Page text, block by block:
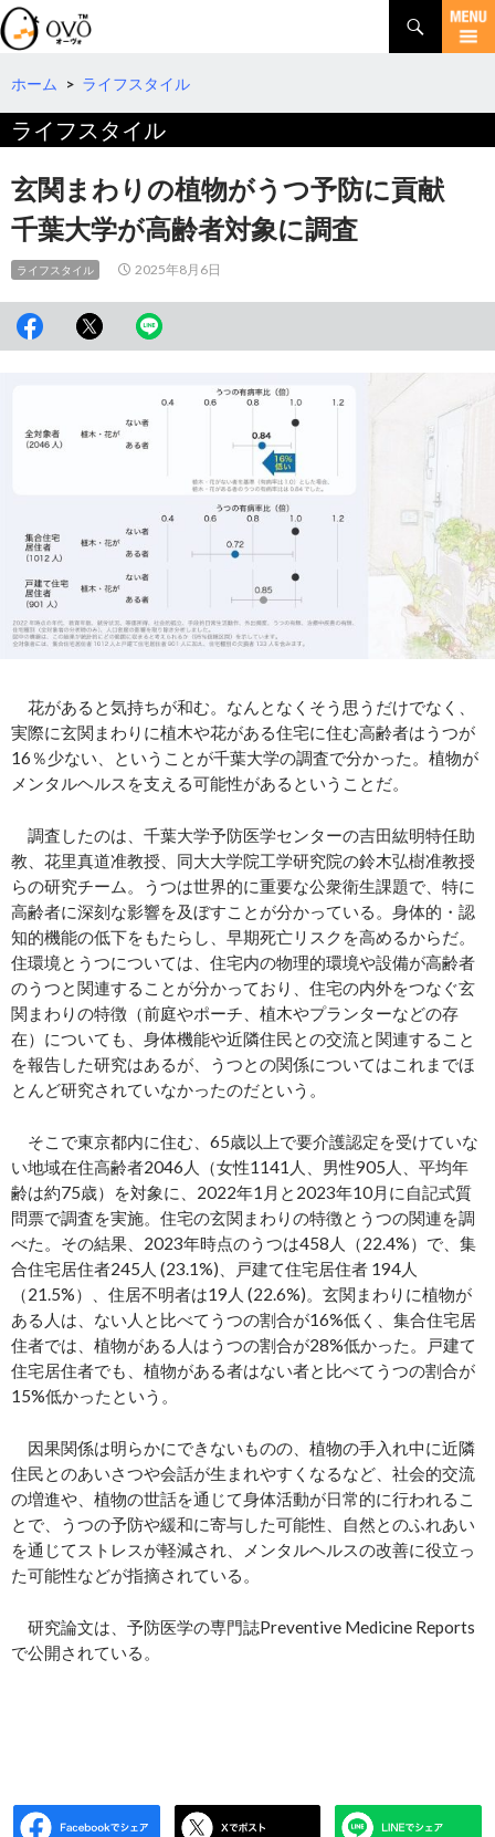
検
索
コ
テ
ツ
へ
移
ホーム > ライフスタイル
ライフスタイル
玄関まわりの植物がうつ予防に貢献
千葉大学が高齢者対象に調査
ライフスタイル 2025年8月6日
花があると気持ちが和む。なんとなくそう思うだけでなく、
実際に玄関まわりに植木や花がある住宅に住む高齢者はうつが
16％少ない、ということが千葉大学の調査で分かった。植物が
メンタルヘルスを支える可能性があるということだ。
調査したのは、千葉大学予防医学センターの吉田紘明特任助
教、花里真道准教授、同大大学院工学研究院の鈴木弘樹准教授
らの研究チーム。うつは世界的に重要な公衆衛生課題で、特に
高齢者に深刻な影響を及ぼすことが分かっている。身体的・認
知的機能の低下をもたらし、早期死亡リスクを高めるからだ。
住環境とうつについては、住宅内の物理的環境や設備が高齢者
のうつと関連することが分かっており、住宅の内外をつなぐ玄
関まわりの特徴（前庭やポーチ、植木やプランターなどの存
在）についても、身体機能や近隣住民との交流と関連すること
を報告した研究はあるが、うつとの関係についてはこれまでほ
とんど研究されていなかったのだという。
そこで東京都内に住む、65歳以上で要介護認定を受けていな
い地域在住高齢者2046人（女性1141人、男性905人、平均年
齢は約75歳）を対象に、2022年1月と2023年10月に自記式質
問票で調査を実施。住宅の玄関まわりの特徴とうつの関連を調
べた。その結果、2023年時点のうつは458人（22.4%）で、集
合住宅居住者245人 (23.1%)、戸建て住宅居住者 194人
（21.5%）、住居不明者は19人 (22.6%)。玄関まわりに植物が
ある人は、ない人と比べてうつの割合が16%低く、集合住宅居
住者では、植物がある人はうつの割合が28%低かった。戸建て
住宅居住者でも、植物がある者はない者と比べてうつの割合が
15%低かったという。
因果関係は明らかにできないものの、植物の手入れ中に近隣
住民とのあいさつや会話が生まれやすくなるなど、社会的交流
の増進や、植物の世話を通じて身体活動が日常的に行われるこ
とで、うつの予防や緩和に寄与した可能性、自然とのふれあい
を通じてストレスが軽減され、メンタルヘルスの改善に役立っ
た可能性などが指摘されている。
研究論文は、予防医学の専門誌Preventive Medicine Reports
で公開されている。